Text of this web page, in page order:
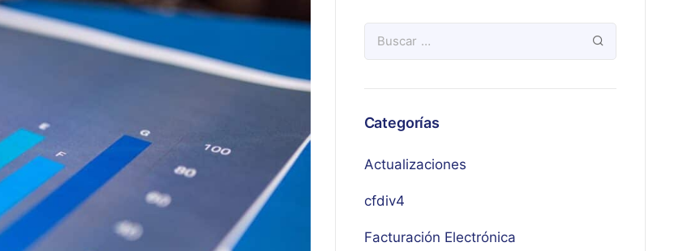
Categorías
Actualizaciones
cfdiv4
Facturación Electrónica